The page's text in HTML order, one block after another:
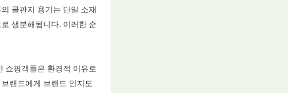
골판지 용기는 단일 소재
생분해됩니다. 이러한 순
쇼핑객들은 환경적 이유로
랜드에게 브랜드 인지도